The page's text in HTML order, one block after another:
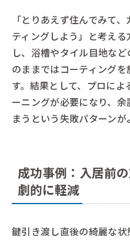
「とりあえず住んでみて
ティングしよう」と考え
し、浴槽やタイル目地な
のままではコーティング
す。結果として、プロに
ーニングが必要になり、
まうという失敗パターンが
成功事例：入居前
劇的に軽減
鍵引き渡し直後の綺麗な